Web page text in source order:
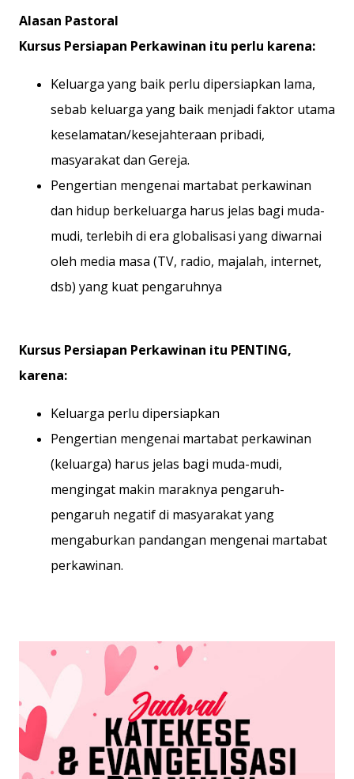
Alasan Pastoral
Kursus Persiapan Perkawinan itu perlu karena:
Keluarga yang baik perlu dipersiapkan lama,
sebab keluarga yang baik menjadi faktor utama
keselamatan/kesejahteraan pribadi,
masyarakat dan Gereja.
Pengertian mengenai martabat perkawinan
dan hidup berkeluarga harus jelas bagi muda-
mudi, terlebih di era globalisasi yang diwarnai
oleh media masa (TV, radio, majalah, internet,
dsb) yang kuat pengaruhnya
Kursus Persiapan Perkawinan itu PENTING,
karena:
Keluarga perlu dipersiapkan
Pengertian mengenai martabat perkawinan
(keluarga) harus jelas bagi muda-mudi,
mengingat makin maraknya pengaruh-
pengaruh negatif di masyarakat yang
mengaburkan pandangan mengenai martabat
perkawinan.